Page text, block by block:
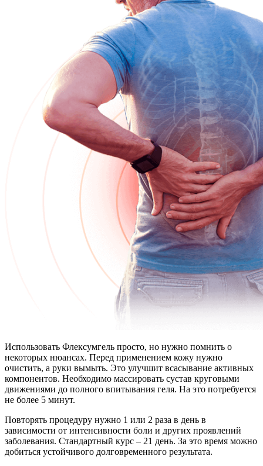
Использовать Флексумгель просто, но нужно помнить о
некоторых нюансах. Перед применением кожу нужно
очистить, а руки вымыть. Это улучшит всасывание активных
компонентов. Необходимо массировать сустав круговыми
движениями до полного впитывания геля. На это потребуется
не более 5 минут.
Повторять процедуру нужно 1 или 2 раза в день в
зависимости от интенсивности боли и других проявлений
заболевания. Стандартный курс – 21 день. За это время можно
добиться устойчивого долговременного результата.